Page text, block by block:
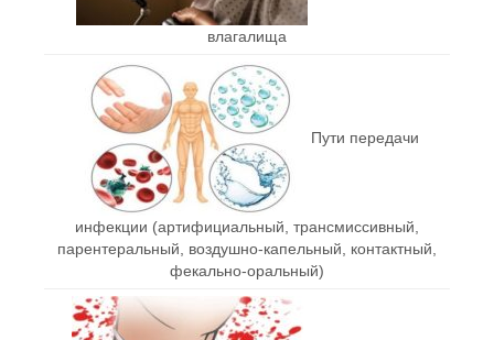
влагалища
Пути передачи
инфекции (артифициальный, трансмиссивный,
парентеральный, воздушно-капельный, контактный,
фекально-оральный)